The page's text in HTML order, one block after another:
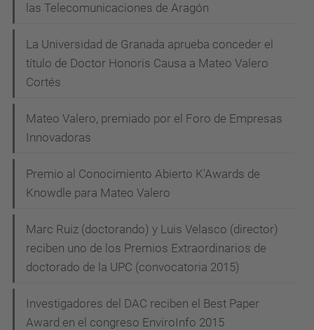
las Telecomunicaciones de Aragón
La Universidad de Granada aprueba conceder el
título de Doctor Honoris Causa a Mateo Valero
Cortés
Mateo Valero, premiado por el Foro de Empresas
Innovadoras
Premio al Conocimiento Abierto K'Awards de
Knowdle para Mateo Valero
Marc Ruiz (doctorando) y Luis Velasco (director)
reciben uno de los Premios Extraordinarios de
doctorado de la UPC (convocatoria 2015)
Investigadores del DAC reciben el Best Paper
Award en el congreso EnviroInfo 2015